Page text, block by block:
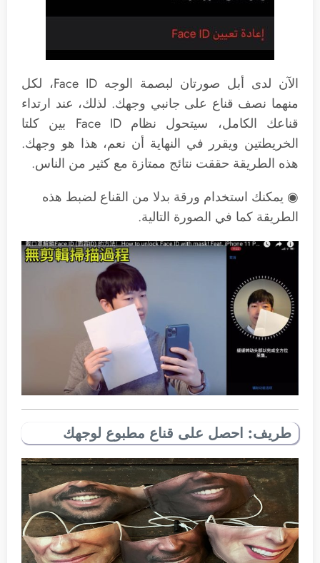
الآن لدى أبل صورتان لبصمة الوجه Face ID، لكل
منهما نصف قناع على جانبي وجهك. لذلك، عند ارتداء
قناعك الكامل، سيتحول نظام Face ID بين كلتا
الخريطتين ويقرر في النهاية أن نعم، هذا هو وجهك.
هذه الطريقة حققت نتائج ممتازة مع كثير من الناس.
◉ يمكنك استخدام ورقة بدلا من القناع لضبط هذه
الطريقة كما في الصورة التالية.
طريف: احصل على قناع مطبوع لوجهك